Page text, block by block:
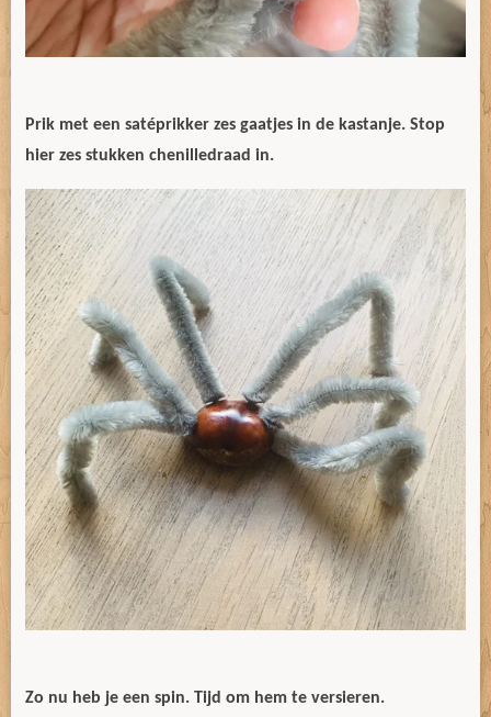
Prik met een satéprikker zes gaatjes in de kastanje. Stop
hier zes stukken chenilledraad in.
Zo nu heb je een spin. Tijd om hem te versieren.